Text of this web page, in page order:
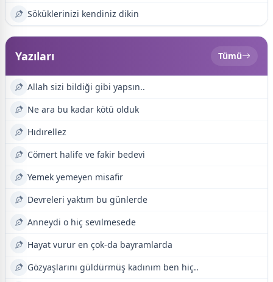
Söküklerinizi kendiniz dikin
Yazıları Tümü
Allah sizi bildiği gibi yapsın..
Ne ara bu kadar kötü olduk
Hıdırellez
Cömert halife ve fakir bedevi
Yemek yemeyen misafir
Devreleri yaktım bu günlerde
Anneydi o hiç sevılmesede
Hayat vurur en çok-da bayramlarda
Gözyaşlarını güldürmüş kadınım ben hiç..